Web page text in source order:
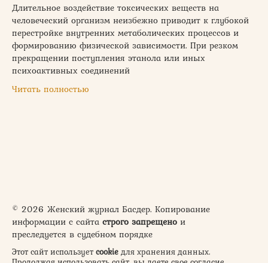
Длительное воздействие токсических веществ на
человеческий организм неизбежно приводит к глубокой
перестройке внутренних метаболических процессов и
формированию физической зависимости. При резком
прекращении поступления этанола или иных
психоактивных соединений
Читать полностью
© 2026 Женский журнал Басдер. Копирование
информации с сайта строго запрещено и
преследуется в судебном порядке
Этот сайт использует cookie для хранения данных.